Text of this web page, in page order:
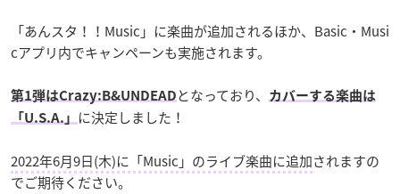
「あんスタ！！Music」に楽曲が追加されるほか、Basic・Musi
cアプリ内でキャンペーンも実施されます。
第1弾はCrazy:B&UNDEAD となっており、
カバーする楽曲は
「U.S.A.」
に決定しました！
2022年6月9日(木)に「Music」のライブ楽曲に追加されますの
でご期待ください。